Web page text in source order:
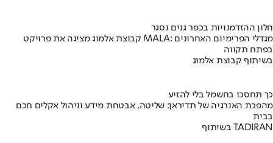
חלון ההזדמנויות בכפר גנים נסגר
קבוצת אלמוג מציגה את פרויקט MALA: מגדלי הפרימיום האחרונים
בפתח תקווה
בשיתוף קבוצת אלמוג
כך תחסכו בחשמל בלי להזיע
מהפכת האנרגיה של תדיראן: שליטה, אבטחת מידע וניהול אקלים חכם
בבית
בשיתוף TADIRAN